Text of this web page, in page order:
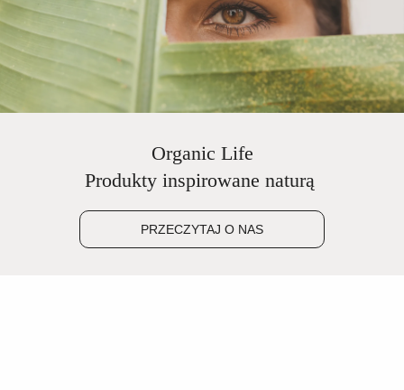
Organic Life
Produkty inspirowane naturą
PRZECZYTAJ O NAS